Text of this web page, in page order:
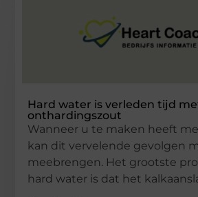
Hard water is verleden tijd
onthardingszout
Wanneer u te maken heeft
kan dit vervelende gevolgen
meebrengen. Het grootste
hard water is dat het